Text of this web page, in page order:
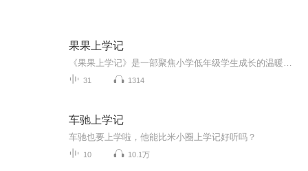
果果上学记
31 1314
车驰上学记
车驰也要上学啦，他能比米小圈上学记好听吗？
10 10.1万